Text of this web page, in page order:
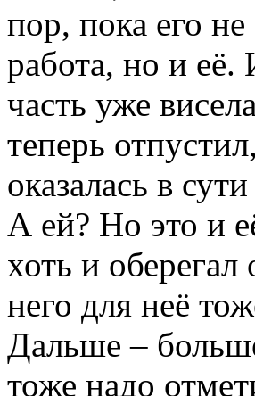
пор, пока его не
работа, но и её.
часть уже
теперь
оказалась в
А ей? Но это и
хоть и
него для неё
Дальше –
тоже надо